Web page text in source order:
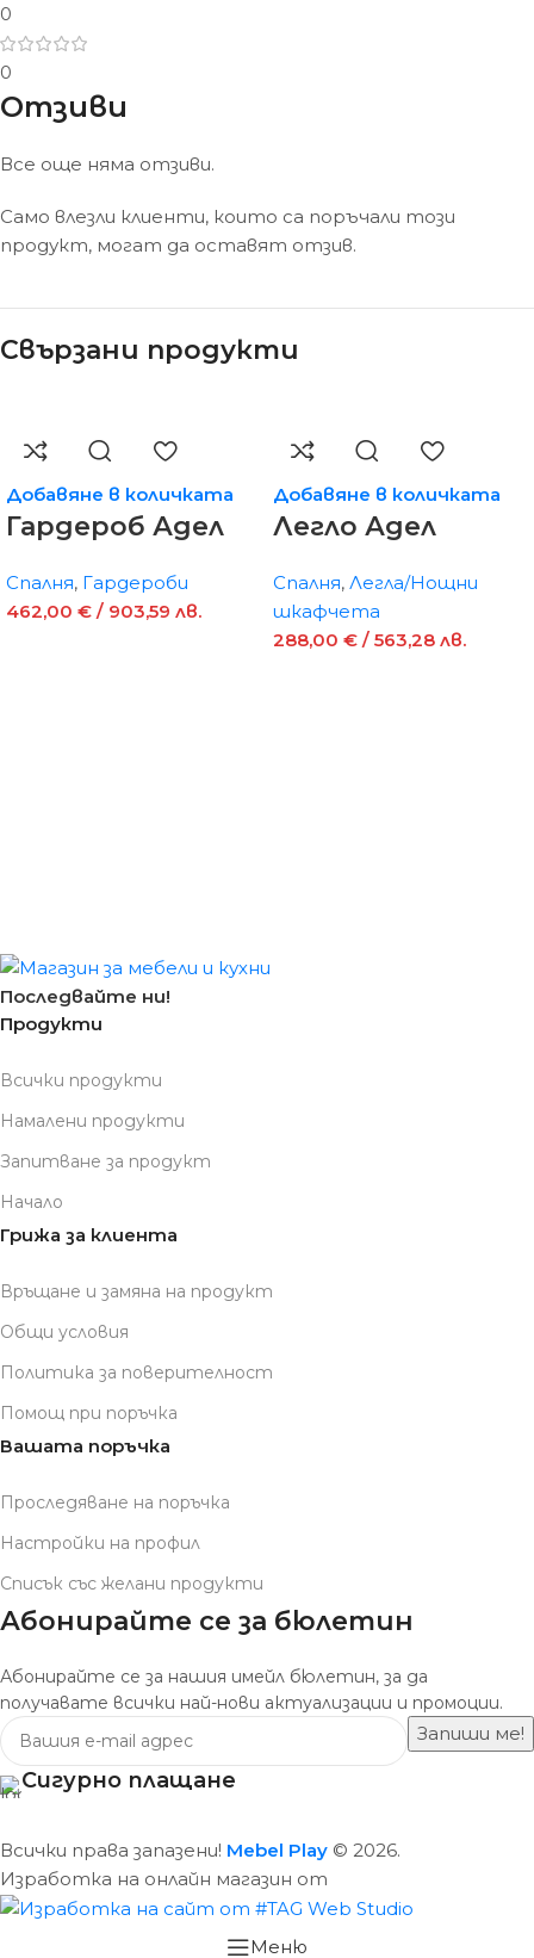
0
0
Отзиви
Все още няма отзиви.
Само влезли клиенти, които са поръчали този
продукт, могат да оставят отзив.
Свързани продукти
Добавяне в количката
Гардероб Адел
Спалня, Гардероби
462,00 € / 903,59 лв.
Добавяне в количката
Легло Адел
Спалня, Легла/Нощни
шкафчета
288,00 € / 563,28 лв.
Последвайте ни!
Продукти
Всички продукти
Намалени продукти
Запитване за продукт
Начало
Грижа за клиента
Връщане и замяна на продукт
Общи условия
Политика за поверителност
Помощ при поръчка
Вашата поръчка
Проследяване на поръчка
Настройки на профил
Списък със желани продукти
Абонирайте се за бюлетин
Абонирайте се за нашия имейл бюлетин, за да
получавате всички най-нови актуализации и промоции.
Сигурно плащане
Всички права запазени! Mebel Play © 2026.
Изработка на онлайн магазин от
Меню